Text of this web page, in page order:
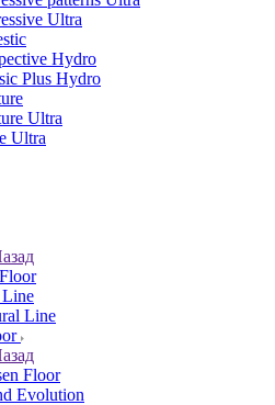
Ultra
Hydro
Plus Hydro
Ultra
Ultra
Line
Floor
Evolution